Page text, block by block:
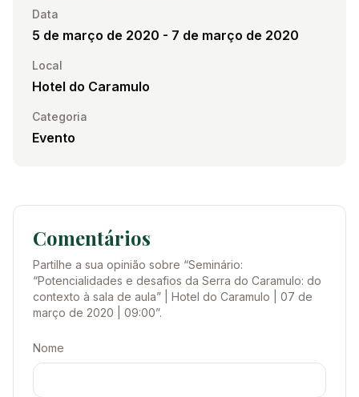
Data
5 de março de 2020 - 7 de março de 2020
Local
Hotel do Caramulo
Categoria
Evento
Comentários
Partilhe a sua opinião sobre “Seminário:
“Potencialidades e desafios da Serra do Caramulo: do
contexto à sala de aula” | Hotel do Caramulo | 07 de
março de 2020 | 09:00”.
Nome